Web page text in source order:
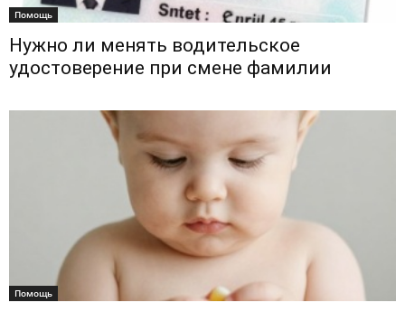
Помощь
Нужно ли менять водительское
удостоверение при смене фамилии
Помощь